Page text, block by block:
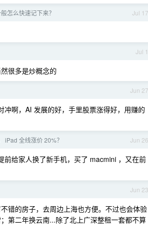
Jul 17
怎么快速记下来？
Jul 1
很多是炒概念的
Jun 27
啊，AI 发展的好，手里股票涨得好，用赚的
Jun 26
iPad 全线涨价 20%？
给家人换了新手机，买了 macmini ，又在前
Jun 23
错的房子，去周边上海也方便。不过也会体验
第二年换云南...除了北上广深整租一套都不算